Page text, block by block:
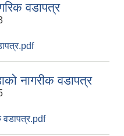
वडापत्र
नागरीक वडापत्र
वडापत्र.pdf